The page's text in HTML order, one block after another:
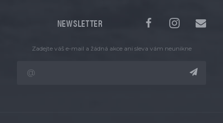
NEWSLETTER
Zadejte váš e-mail a žádná akce ani sleva vám neunikne